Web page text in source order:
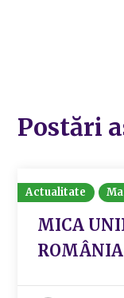
Postări
Actualitate
MICA